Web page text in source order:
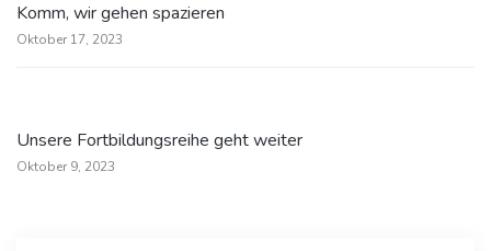
Komm, wir gehen spazieren
Oktober 17, 2023
Unsere Fortbildungsreihe geht weiter
Oktober 9, 2023